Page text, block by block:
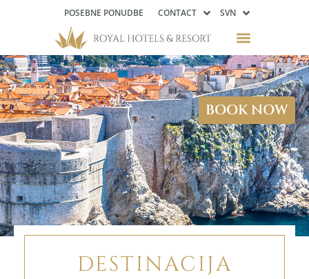
POSEBNE PONUDBE CONTACT SVN
DESTINACIJA
BOOK NOW